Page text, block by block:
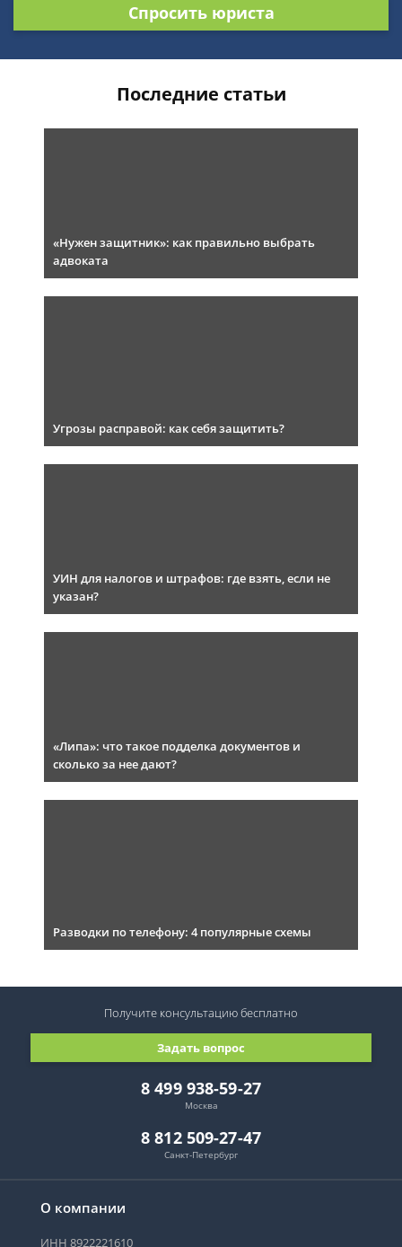
Спросить юриста
Последние статьи
«Нужен защитник»: как правильно выбрать
адвоката
Угрозы расправой: как себя защитить?
УИН для налогов и штрафов: где взять, если не
указан?
«Липа»: что такое подделка документов и
сколько за нее дают?
Разводки по телефону: 4 популярные схемы
О компании
ИНН 8922221610
8 499 938-59-27
Москва
8 812 509-27-47
Санкт-Петербург
Задать вопрос
Получите консультациюбесплатно